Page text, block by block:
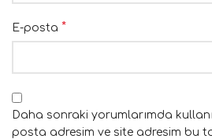
E-posta *
Daha sonraki yorumlarımda
posta adresim ve site adresim bu